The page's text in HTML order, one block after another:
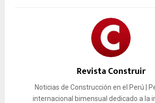
Revista Construir
Noticias de Construcción en el Perú |
internacional bimensual dedicado a la